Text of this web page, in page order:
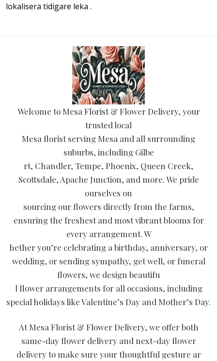
lokalisera tidigare leka .
Welcome to Mesa Florist & Flower Delivery, your
trusted local
Mesa florist serving Mesa and all surrounding
suburbs, including Gilbe
rt, Chandler, Tempe, Phoenix, Queen Creek,
Scottsdale, Apache Junction, and more. We pride
ourselves on
sourcing our flowers directly from the farms,
ensuring the freshest and most vibrant blooms for
every arrangement. W
hether you’re celebrating a birthday, anniversary, or
wedding, or sending sympathy, get well, or funeral
flowers, we design beautifu
l flower arrangements for all occasions, including
special holidays like Valentine’s Day and Mother’s Day.
At Mesa Florist & Flower Delivery, we offer both
same-day flower delivery and next-day flower
delivery to make sure your thoughtful gesture ar